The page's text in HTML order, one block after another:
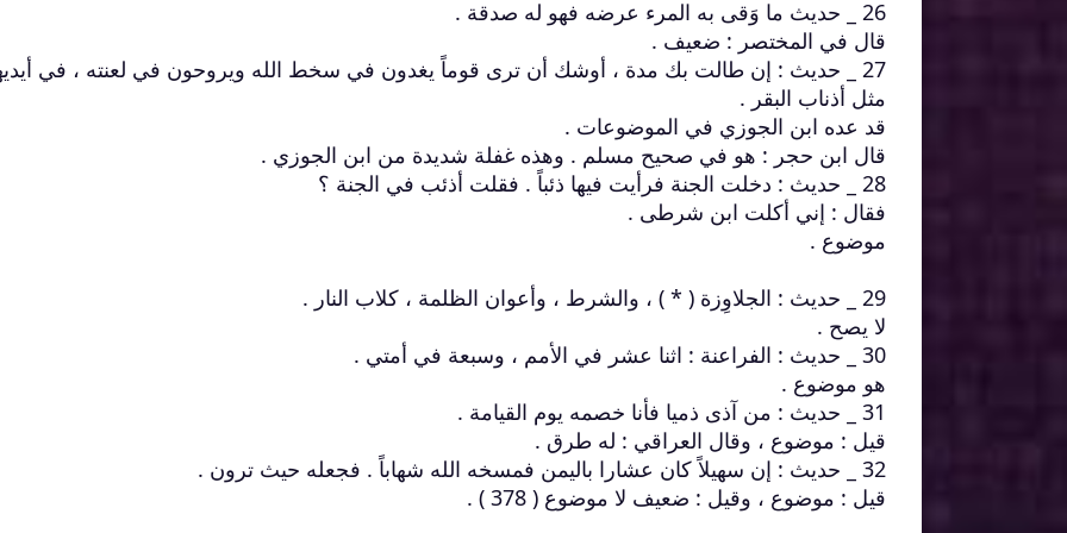
26 _ حديث ما وَقى به المرء عرضه فهو له صدقة .
قال في المختصر : ضعيف .
27 _ حديث : إن طالت بك مدة ، أوشك أن ترى قوماً يغدون في سخط الله ويروحون في لعنته ، في
مثل أذناب البقر .
قد عده ابن الجوزي في الموضوعات .
قال ابن حجر : هو في صحيح مسلم . وهذه غفلة شديدة من ابن الجوزي .
28 _ حديث : دخلت الجنة فرأيت فيها ذئباً . فقلت أذئب في الجنة ؟
فقال : إني أكلت ابن شرطى .
موضوع .
29 _ حديث : الجلاوِزة ( * ) ، والشرط ، وأعوان الظلمة ، كلاب النار .
لا يصح .
30 _ حديث : الفراعنة : اثنا عشر في الأمم ، وسبعة في أمتي .
هو موضوع .
31 _ حديث : من آذى ذميا فأنا خصمه يوم القيامة .
قيل : موضوع ، وقال العراقي : له طرق .
32 _ حديث : إن سهيلاً كان عشارا باليمن فمسخه الله شهاباً . فجعله حيث ترون .
قيل : موضوع ، وقيل : ضعيف لا موضوع ( 378 ) .